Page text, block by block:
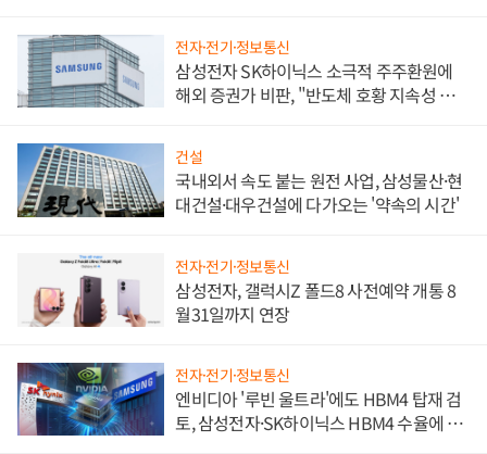
전자·전기·정보통신
삼성전자 SK하이닉스 소극적 주주환원에
해외 증권가 비판, "반도체 호황 지속성 의
건설
국내외서 속도 붙는 원전 사업, 삼성물산·현
대건설·대우건설에 다가오는 '약속의 시간'
전자·전기·정보통신
삼성전자, 갤럭시Z 폴드8 사전예약 개통 8
월31일까지 연장
전자·전기·정보통신
엔비디아 '루빈 울트라'에도 HBM4 탑재 검
토, 삼성전자·SK하이닉스 HBM4 수율에 주